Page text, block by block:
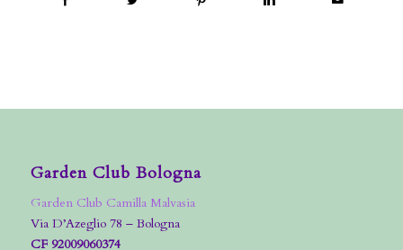
Garden Club Bologna
Garden Club Camilla Malvasia
Via D’Azeglio 78 – Bologna
CF 92009060374